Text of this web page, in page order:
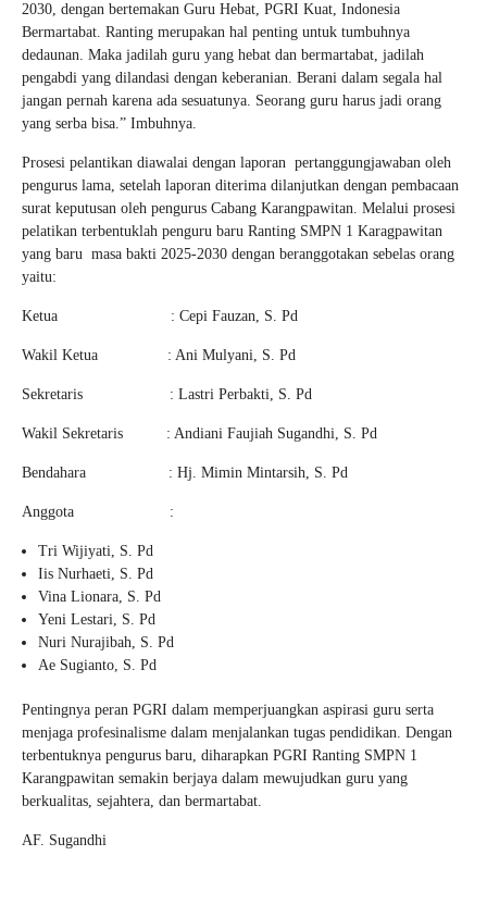
2030, dengan bertemakan Guru Hebat, PGRI Kuat, Indonesia
Bermartabat. Ranting merupakan hal penting untuk tumbuhnya
dedaunan. Maka jadilah guru yang hebat dan bermartabat, jadilah
pengabdi yang dilandasi dengan keberanian. Berani dalam segala hal
jangan pernah karena ada sesuatunya. Seorang guru harus jadi orang
yang serba bisa.” Imbuhnya.
Prosesi pelantikan diawalai dengan laporan pertanggungjawaban oleh
pengurus lama, setelah laporan diterima dilanjutkan dengan pembacaan
surat keputusan oleh pengurus Cabang Karangpawitan. Melalui prosesi
pelatikan terbentuklah penguru baru Ranting SMPN 1 Karagpawitan
yang baru masa bakti 2025-2030 dengan beranggotakan sebelas orang
yaitu:
Ketua : Cepi Fauzan, S. Pd
Wakil Ketua : Ani Mulyani, S. Pd
Sekretaris : Lastri Perbakti, S. Pd
Wakil Sekretaris : Andiani Faujiah Sugandhi, S. Pd
Bendahara : Hj. Mimin Mintarsih, S. Pd
Anggota :
Tri Wijiyati, S. Pd
Iis Nurhaeti, S. Pd
Vina Lionara, S. Pd
Yeni Lestari, S. Pd
Nuri Nurajibah, S. Pd
Ae Sugianto, S. Pd
Pentingnya peran PGRI dalam memperjuangkan aspirasi guru serta
menjaga profesinalisme dalam menjalankan tugas pendidikan. Dengan
terbentuknya pengurus baru, diharapkan PGRI Ranting SMPN 1
Karangpawitan semakin berjaya dalam mewujudkan guru yang
berkualitas, sejahtera, dan bermartabat.
AF. Sugandhi